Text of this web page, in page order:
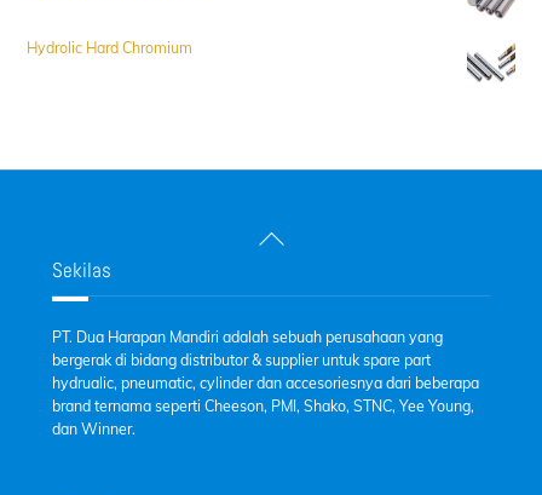
Hydrolic Hard Chromium
Back
To
Sekilas
PT. Dua Harapan Mandiri adalah sebuah perusahaan yang
bergerak di bidang distributor & supplier untuk spare part
hydrualic, pneumatic, cylinder dan accesoriesnya dari beberapa
brand ternama seperti Cheeson, PMI, Shako, STNC, Yee Young,
dan Winner.